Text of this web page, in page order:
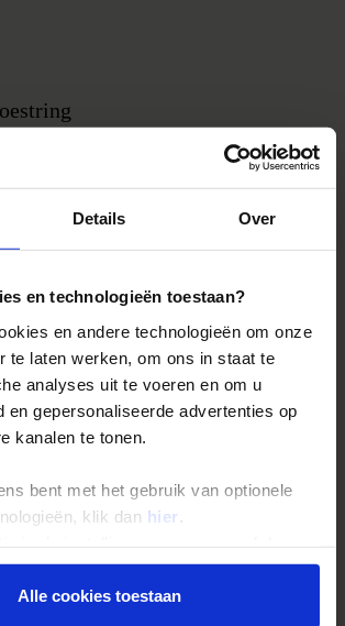
Details Over
en technologieën toestaan?
en andere technologieën om onze
te laten werken, om ons in staat te
analyses uit te voeren en om u
en gepersonaliseerde advertenties op
kanalen te tonen.
bent met het gebruik van optionele
klik dan hier
op elk gewenst moment voor de
Alle cookies toestaan
op een rij